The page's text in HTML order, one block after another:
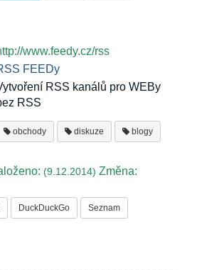
www.feedy.cz/rss
FEEDy
RSS kanálů pro WEBy
RSS
obchody diskuze blogy
(9.12.2014)Změna:
DuckDuckGo Seznam